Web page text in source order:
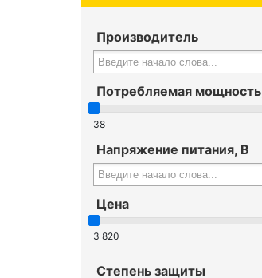
Производитель
Потребляемая
38
Напряжение питания, В
Цена
3 820
Степень защиты